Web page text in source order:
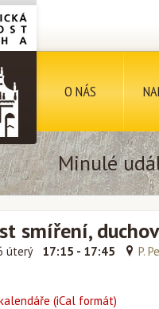
O NÁS
Minulé
smíření,
úterý 17:15 - 17:45 P.
(iCal formát)